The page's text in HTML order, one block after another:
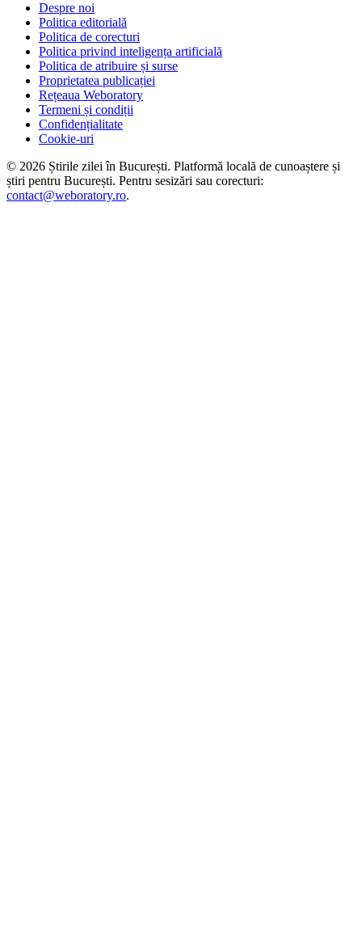
Despre noi
Politica editorială
Politica de corecturi
Politica privind inteligența artificială
Politica de atribuire și surse
Proprietatea publicației
Rețeaua Weboratory
Termeni și condiții
Confidențialitate
Cookie-uri
© 2026 Știrile zilei în București. Platformă locală de cunoaștere și
știri pentru București. Pentru sesizări sau corecturi:
contact@weboratory.ro.